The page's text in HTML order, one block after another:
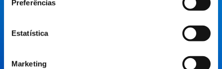
Preferências
Estatística
Marketing
aumentar o seu tráfego.
Paid Media